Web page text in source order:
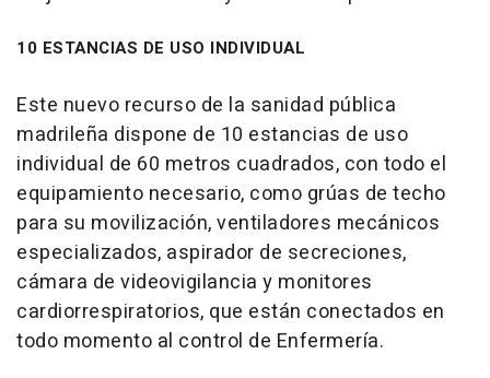
10 ESTANCIAS DE USO INDIVIDUAL
Este nuevo recurso de la sanidad pública
madrileña dispone de 10 estancias de uso
individual de 60 metros cuadrados, con todo el
equipamiento necesario, como grúas de techo
para su movilización, ventiladores mecánicos
especializados, aspirador de secreciones,
cámara de videovigilancia y monitores
cardiorrespiratorios, que están conectados en
todo momento al control de Enfermería.